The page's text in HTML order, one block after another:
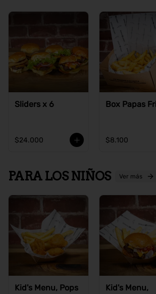
Sliders x 6
$24.000
Box Papas
$8.100
PARA LOS NIÑOS Ver más
Kid's Menu, Pops
Kid's Menu,